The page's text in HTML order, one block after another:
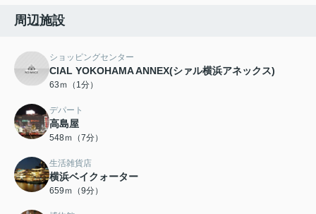
周辺施設
ショッピングセンター
CIAL YOKOHAMA ANNEX(シァル横浜アネックス)
63ｍ（1分）
デパート
高島屋
548ｍ（7分）
生活雑貨店
横浜ベイクォーター
659ｍ（9分）